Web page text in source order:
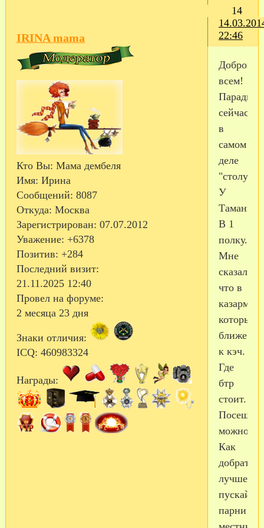
14
22:46
IRINA mama
Кто Вы: Мама дембеля
Имя: Ирина
Сообщений: 8087
Откуда: Москва
Зарегистрирован: 07.07.2012
Уважение: +6378
Позитив: +284
Последний визит:
21.11.2025 12:40
Провел на форуме:
2 месяца 23 дня
Знаки отличия:
ICQ: 460983324
Награды:
Доброго,
всем!
сейчас,
в
самом
деле
У
В 1
полку.
Мне
сказали,
что в
казармах,
которые
ближе
к кэч.
Где
бтр
стоит.
Посещать
можно.
Как
лучше
пускай
парни